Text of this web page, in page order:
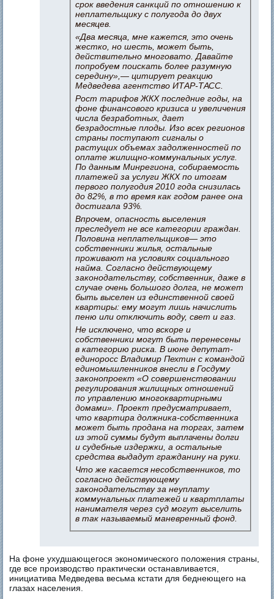
срок введения санкций по отношению к
неплательщику с полугода до двух
месяцев.
«Два месяца, мне кажется, это очень
жестко, но шесть, может быть,
действительно многовато. Давайте
попробуем поискать более разумную
середину»,— цитирует реакцию
Медведева агентство ИТАР-ТАСС.
Рост тарифов ЖКХ последние годы, на
фоне финансового кризиса и увеличения
числа безработных, дает
безрадостные плоды. Изо всех регионов
страны поступают сигналы о
растущих объемах задолженностей по
оплате жилищно-коммунальных услуг.
По данным Минрегиона, собираемость
платежей за услуги ЖКХ по итогам
первого полугодия 2010 года снизилась
до 82%, в то время как годом ранее она
достигала 93%.
Впрочем, опасность выселения
преследует не все категории граждан.
Половина неплательщиков— это
собственники жилья, остальные
проживают на условиях социального
найма. Согласно действующему
законодательству, собственник, даже в
случае очень большого долга, не может
быть выселен из единственной своей
квартиры: ему могут лишь начислить
пеню или отключить воду, свет и газ.
Не исключено, что вскоре и
собственники могут быть перенесены
в категорию риска. В июне депутат-
единоросс Владимир Пехтин с командой
единомышленников внесли в Госдуму
законопроект «О совершенствовании
регулирования жилищных отношений
по управлению многоквартирными
домами». Проект предусматривает,
что квартира должника-собственника
может быть продана на торгах, затем
из этой суммы будут выплачены долги
и судебные издержки, а остальные
средства выдадут гражданину на руки.
Что же касается несобственников, то
согласно действующему
законодательству за неуплату
коммунальных платежей и квартплаты
нанимателя через суд могут выселить
в так называемый маневренный фонд.
На фоне ухудшающегося экономического положения страны,
где все производство практически останавливается,
инициатива Медведева весьма кстати для беднеющего на
глазах населения.